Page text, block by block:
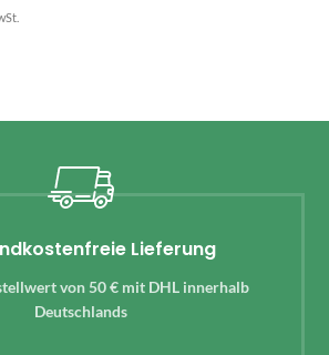
Lieferung
von 50 € mit DHL innerhalb
Deutschlands